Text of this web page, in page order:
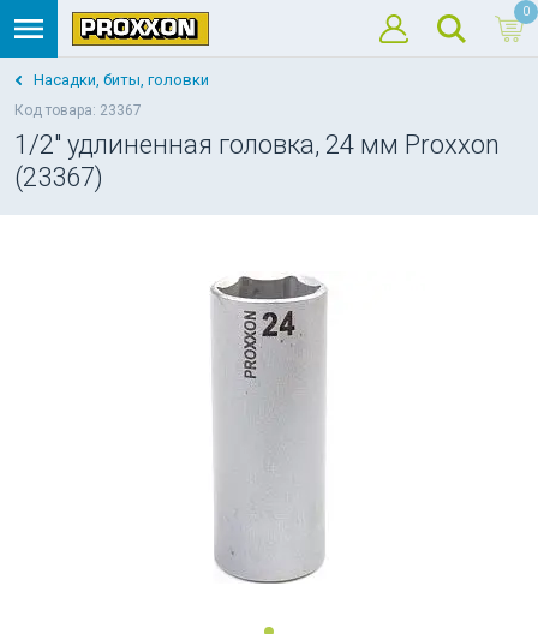
0
Насадки, биты, головки
Код товара: 23367
1/2" удлиненная головка, 24 мм Proxxon
(23367)